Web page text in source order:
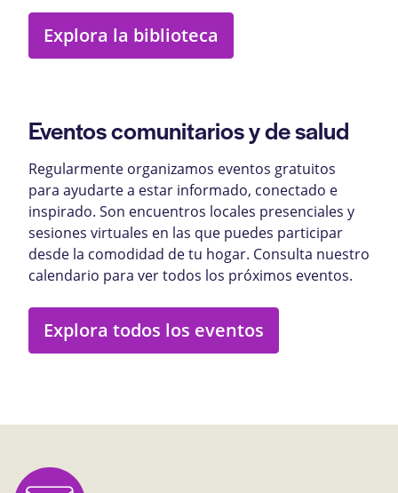
Explora la biblioteca
Eventos comunitarios y de salud
Regularmente organizamos eventos gratuitos
para ayudarte a estar informado, conectado e
inspirado. Son encuentros locales presenciales y
sesiones virtuales en las que puedes participar
desde la comodidad de tu hogar. Consulta nuestro
calendario para ver todos los próximos eventos.
Explora todos los eventos